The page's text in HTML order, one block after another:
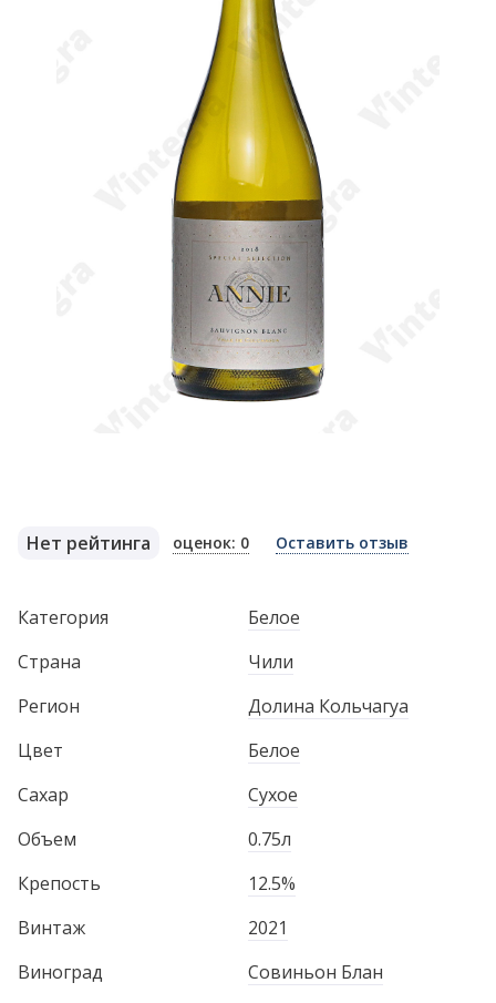
Нет рейтинга оценок: 0 Оставить отзыв
Категория
Белое
Страна
Чили
Регион
Долина Кольчагуа
Цвет
Белое
Сахар
Сухое
Объем
0.75л
Крепость
12.5%
Винтаж
2021
Виноград
Совиньон Блан